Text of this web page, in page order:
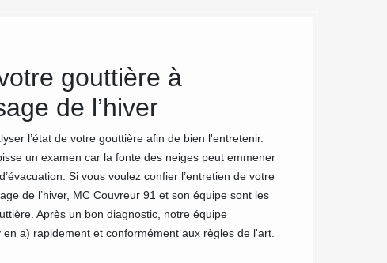
gouttière à
de l’hiver
l’état de votre gouttière afin de bien l'entretenir.
un examen car la fonte des neiges peut emmener
Si vous voulez confier l’entretien de votre
de l’hiver, MC Couvreur 91 et son équipe sont les
Après un bon diagnostic, notre équipe
a) rapidement et conformément aux règles de l'art.